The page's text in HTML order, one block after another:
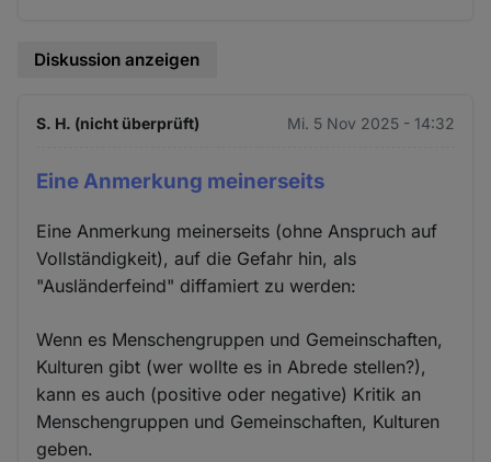
Diskussion anzeigen
S. H. (nicht überprüft) Mi. 5 Nov 2025 - 14:32
Eine Anmerkung meinerseits
Eine Anmerkung meinerseits (ohne Anspruch auf
Vollständigkeit), auf die Gefahr hin, als
"Ausländerfeind" diffamiert zu werden:
Wenn es Menschengruppen und Gemeinschaften,
Kulturen gibt (wer wollte es in Abrede stellen?),
kann es auch (positive oder negative) Kritik an
Menschengruppen und Gemeinschaften, Kulturen
geben.